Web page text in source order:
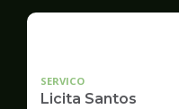
SERVICO
Licita Santos